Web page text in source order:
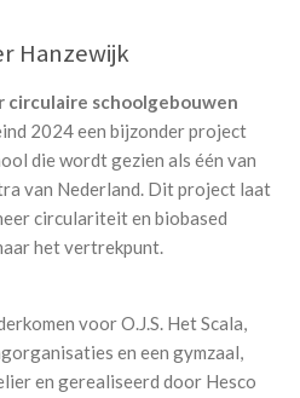
Hanzewijk
circulaire schoolgebouwen
2024 een bijzonder project
die wordt gezien als één van
van Nederland. Dit project laat
circulariteit en biobased
het vertrekpunt.
voor O.J.S. Het Scala,
en een gymzaal,
en gerealiseerd door Hesco